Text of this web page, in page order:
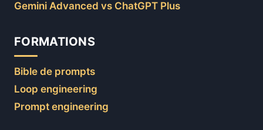
Gemini Advanced vs ChatGPT Plus
FORMATIONS
Bible de prompts
Loop engineering
Prompt engineering